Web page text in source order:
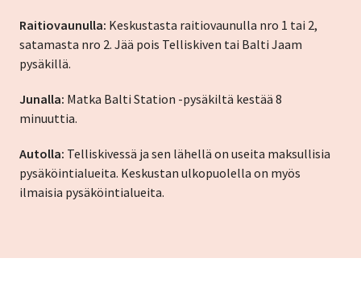
Raitiovaunulla: Keskustasta raitiovaunulla nro 1 tai 2,
satamasta nro 2. Jää pois Telliskiven tai Balti Jaam
pysäkillä.
Junalla: Matka Balti Station -pysäkiltä kestää 8
minuuttia.
Autolla: Telliskivessä ja sen lähellä on useita maksullisia
pysäköintialueita. Keskustan ulkopuolella on myös
ilmaisia ​​pysäköintialueita.